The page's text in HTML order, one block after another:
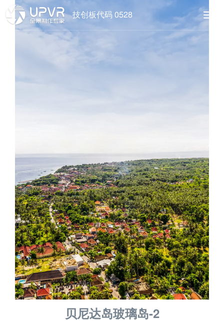
技创板代码 0528
贝尼达岛玻璃岛-2